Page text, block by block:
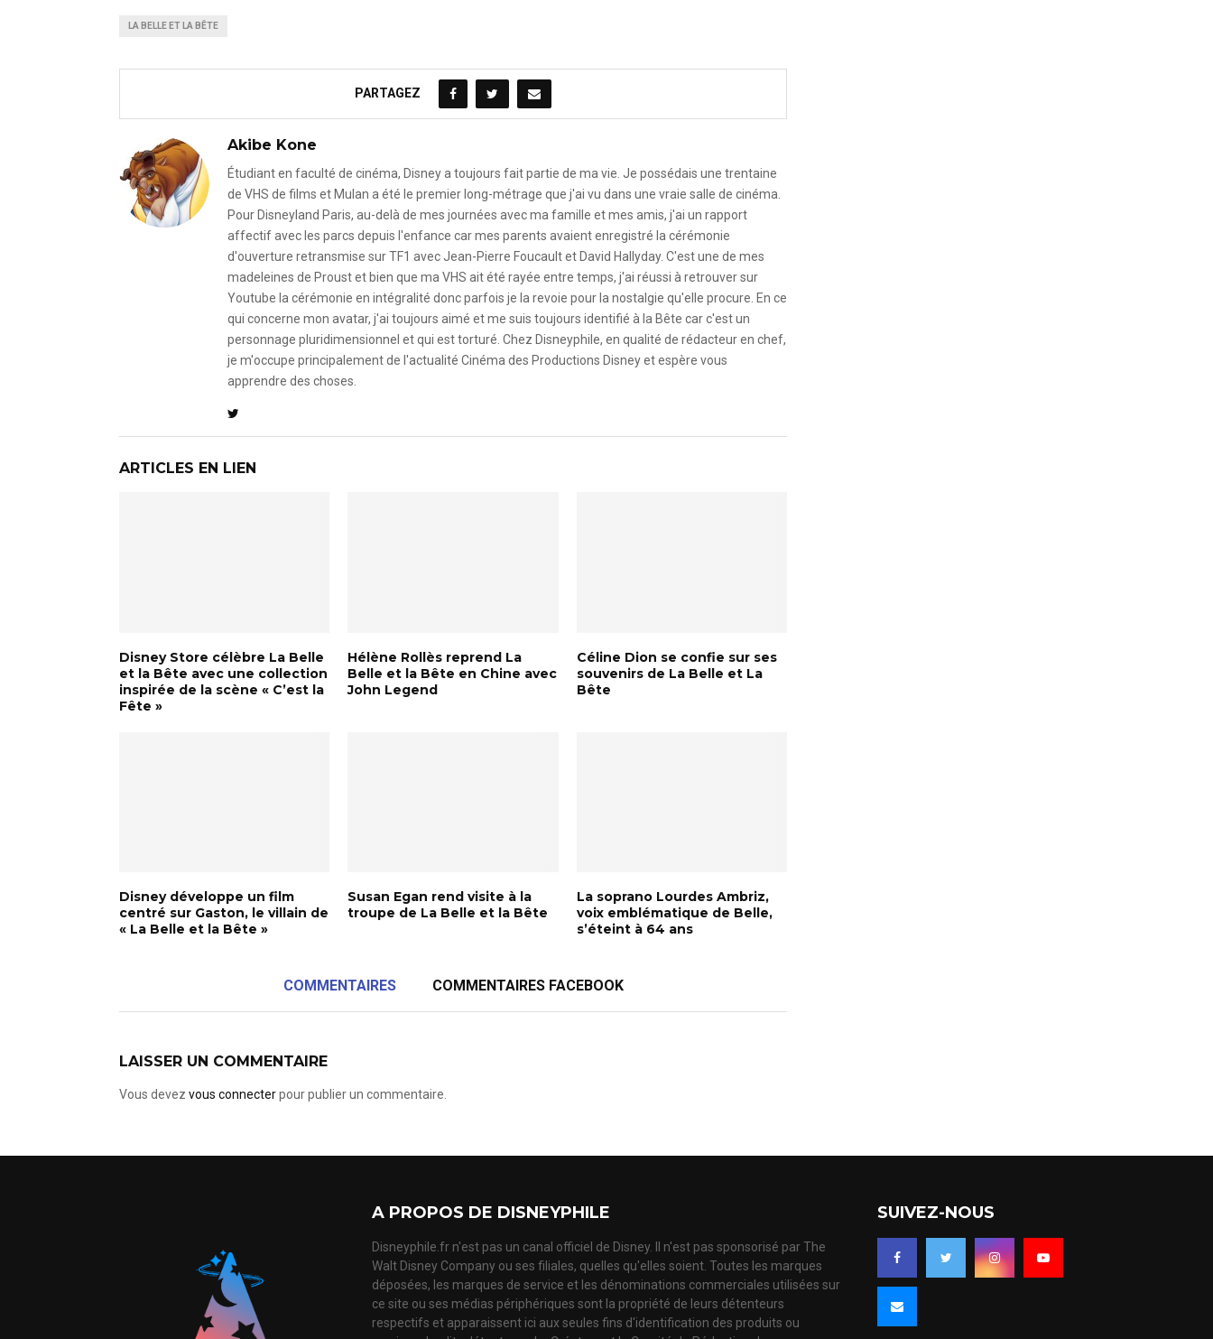
LA BELLE ET LA BÊTE
PARTAGEZ
Akibe Kone
Étudiant en faculté de cinéma, Disney a toujours fait partie de ma vie. Je possédais une trentaine
de VHS de films et Mulan a été le premier long-métrage que j'ai vu dans une vraie salle de cinéma.
Pour Disneyland Paris, au-delà de mes journées avec ma famille et mes amis, j'ai un rapport
affectif avec les parcs depuis l'enfance car mes parents avaient enregistré la cérémonie
d'ouverture retransmise sur TF1 avec Jean-Pierre Foucault et David Hallyday. C'est une de mes
madeleines de Proust et bien que ma VHS ait été rayée entre temps, j'ai réussi à retrouver sur
Youtube la cérémonie en intégralité donc parfois je la revoie pour la nostalgie qu'elle procure. En ce
qui concerne mon avatar, j'ai toujours aimé et me suis toujours identifié à la Bête car c'est un
personnage pluridimensionnel et qui est torturé. Chez Disneyphile, en qualité de rédacteur en chef,
je m'occupe principalement de l'actualité Cinéma des Productions Disney et espère vous
apprendre des choses.
ARTICLES EN LIEN
Disney Store célèbre La Belle
et la Bête avec une collection
inspirée de la scène « C’est la
Fête »
Hélène Rollès reprend La
Belle et la Bête en Chine avec
John Legend
Céline Dion se confie sur ses
souvenirs de La Belle et La
Bête
Disney développe un film
centré sur Gaston, le villain de
« La Belle et la Bête »
Susan Egan rend visite à la
troupe de La Belle et la Bête
La soprano Lourdes Ambriz,
voix emblématique de Belle,
s’éteint à 64 ans
COMMENTAIRES COMMENTAIRES FACEBOOK
LAISSER UN COMMENTAIRE
Vous devez vous connecterpour publier un commentaire.
A PROPOS DE DISNEYPHILE
Disneyphile.fr n'est pas un canal officiel de Disney. Il n'est pas sponsorisé par The
Walt Disney Company ou ses filiales, quelles qu'elles soient. Toutes les marques
déposées, les marques de service et les dénominations commerciales utilisées sur
ce site ou ses médias périphériques sont la propriété de leurs détenteurs
respectifs et apparaissent ici aux seules fins d'identification des produits ou
SUIVEZ-NOUS